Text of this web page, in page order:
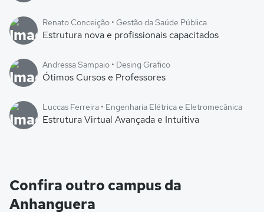
Renato Conceição • Gestão da Saúde Pública
Estrutura nova e profissionais capacitados
Andressa Sampaio • Desing Grafico
Ótimos Cursos e Professores
Luccas Ferreira • Engenharia Elétrica e Eletromecânica
Estrutura Virtual Avançada e Intuitiva
Confira outro campus da
Anhanguera